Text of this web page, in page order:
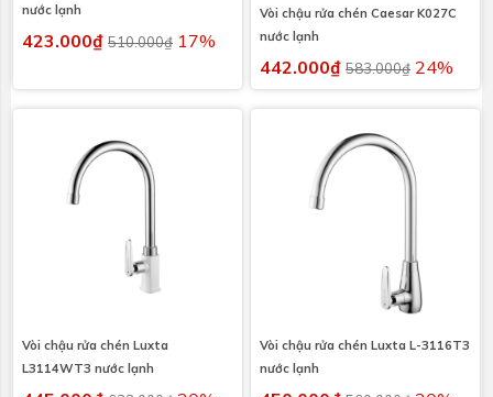
nước lạnh
423.000₫ 510.000₫ 17%
Vòi chậu rửa chén Caesar K027C
nước lạnh
442.000₫ 583.000₫ 24%
Vòi chậu rửa chén Luxta
L3114WT3 nước lạnh
Vòi chậu rửa chén Luxta L-3116T3
nước lạnh